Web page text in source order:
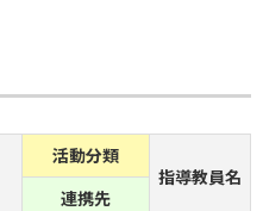
活動分類
指導教員名
連携先